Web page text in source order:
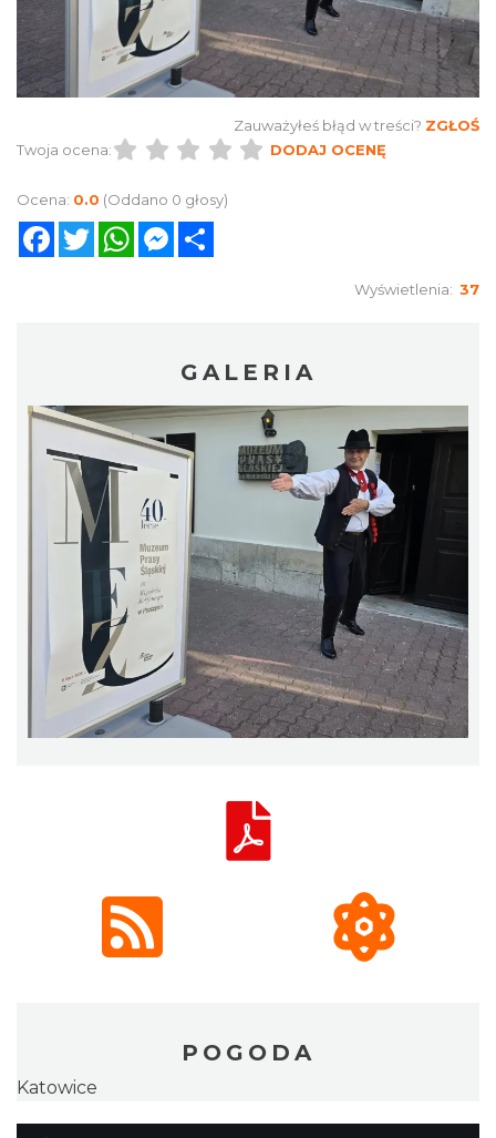
Zauważyłeś błąd w treści? ZGŁOŚ
Twoja ocena:
DODAJ OCENĘ
Ocena: 0.0 (Oddano 0 głosy)
FacebookTwitterWhatsAppMessenger
Wyświetlenia: 37
GALERIA
POGODA
Katowice